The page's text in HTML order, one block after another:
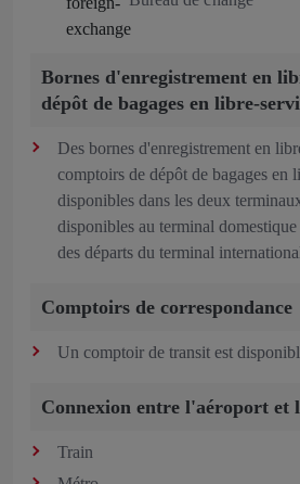
Bornes d'enregistrement en
dépôt de bagages en libre-
Des bornes d'enregistrement en
comptoirs de dépôt de bagages en
disponibles dans les deux
disponibles au terminal
des départs du terminal
Comptoirs de correspondance
Un comptoir de transit est
Connexion entre l'aéroport et
Train